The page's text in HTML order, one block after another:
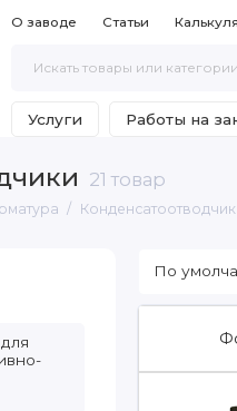
О заводе Статьи
Услуги Работы на
21 товар